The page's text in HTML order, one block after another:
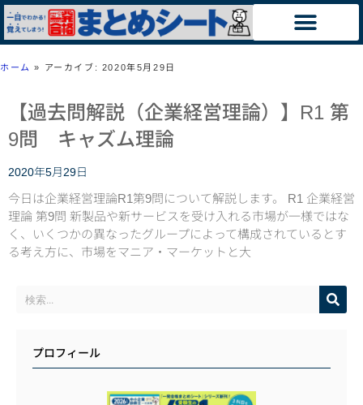
ホーム » アーカイブ: 2020年5月29日
【過去問解説（企業経営理論）】R1 第
9問 キャズム理論
2020年5月29日
今日は企業経営理論R1第9問について解説します。 R1 企業経営
理論 第9問 新製品や新サービスを受け入れる市場が一様ではな
く、いくつかの異なったグループによって構成されているとす
る考え方に、市場をマニア・マーケットと大
プロフィール